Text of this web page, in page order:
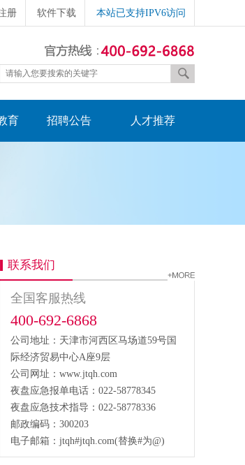
册 软件下载 本站已支持IPV6访问
育 招聘公告 人才推荐
联系我们
全国客服热线
400-692-6868
公司地址：天津市河西区马场道59号国
际经济贸易中心A座9层
公司网址：www.jtqh.com
夜盘应急报单电话：022-58778345
夜盘应急技术指导：022-58778336
邮政编码：300203
电子邮箱：jtqh#jtqh.com(替换#为@)